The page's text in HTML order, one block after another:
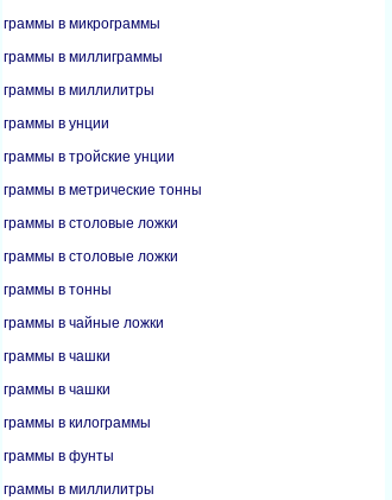
граммы в микрограммы
граммы в миллиграммы
граммы в миллилитры
граммы в унции
граммы в тройские унции
граммы в метрические тонны
граммы в столовые ложки
граммы в столовые ложки
граммы в тонны
граммы в чайные ложки
граммы в чашки
граммы в чашки
граммы в килограммы
граммы в фунты
граммы в миллилитры